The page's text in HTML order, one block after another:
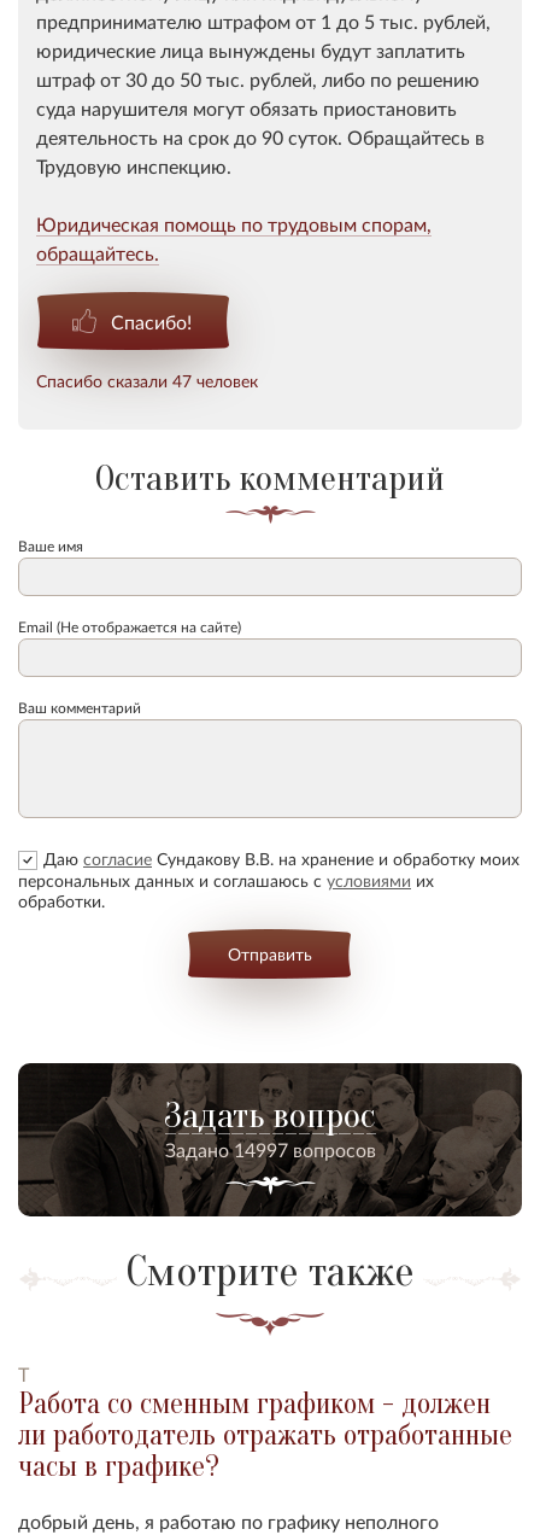
предпринимателю штрафом от 1 до 5 тыс. рублей,
юридические лица вынуждены будут заплатить
штраф от 30 до 50 тыс. рублей, либо по решению
суда нарушителя могут обязать приостановить
деятельность на срок до 90 суток. Обращайтесь в
Трудовую инспекцию.
Юридическая помощь по трудовым спорам,
обращайтесь.
Спасибо!
Спасибо сказали 47 человек
Оставить комментарий
Ваше имя
Email (Не отображается на сайте)
Ваш комментарий
Даю согласие Сундакову В.В. на хранение и обработку моих
персональных данных и соглашаюсь с условиями их
обработки.
Отправить
Задать вопрос
Задано 14997 вопросов
Смотрите также
Т
Работа со сменным графиком - должен
ли работодатель отражать отработанные
часы в графике?
добрый день, я работаю по графику неполного